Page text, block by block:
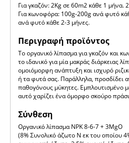
Για γκαζόν: 2Kg σε 60m2 κάθε 1 μήνα.
Για κωνοφόρα: 100g-200g ανά φυτό
ανά φυτό κάθε 2-3 μήνες.
Περιγραφή προϊόντος
Το οργανικό λίπασμα για γκαζόν και
το ιδανικό για μία μακράς διάρκειας
ομοιόμορφη ανάπτυξη και ισχυρό
ή τα φυτά σας. Παράλληλα, προσδίδει
παθογόνους μύκητες. Εμπλουτισμένο
αυτό χαρίζει ένα όμορφο σκούρο
Σύνθεση
Οργανικό λίπασμα NPK 8-6-7 + 3MgO
(8% Συνολικό άζωτο Ν εκ του οποίου